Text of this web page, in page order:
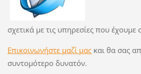
σχετικά με τις υπηρεσίες που έχουμε
Επικοινωνήστε μαζί μαςκαι θα σας
συντομότερο δυνατόν.